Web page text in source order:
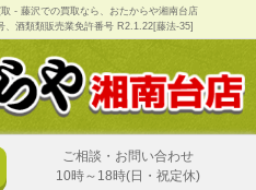
沢での買取なら、おたからや湘南台店
、酒類類販売業免許番号 R2.1.22[藤法-35]
ご相談・お問い合わせ
10時～18時(日・祝定休)